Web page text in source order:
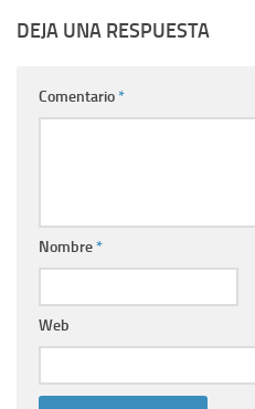
DEJA UNA RESPUESTA
Comentario*
Nombre*
Web